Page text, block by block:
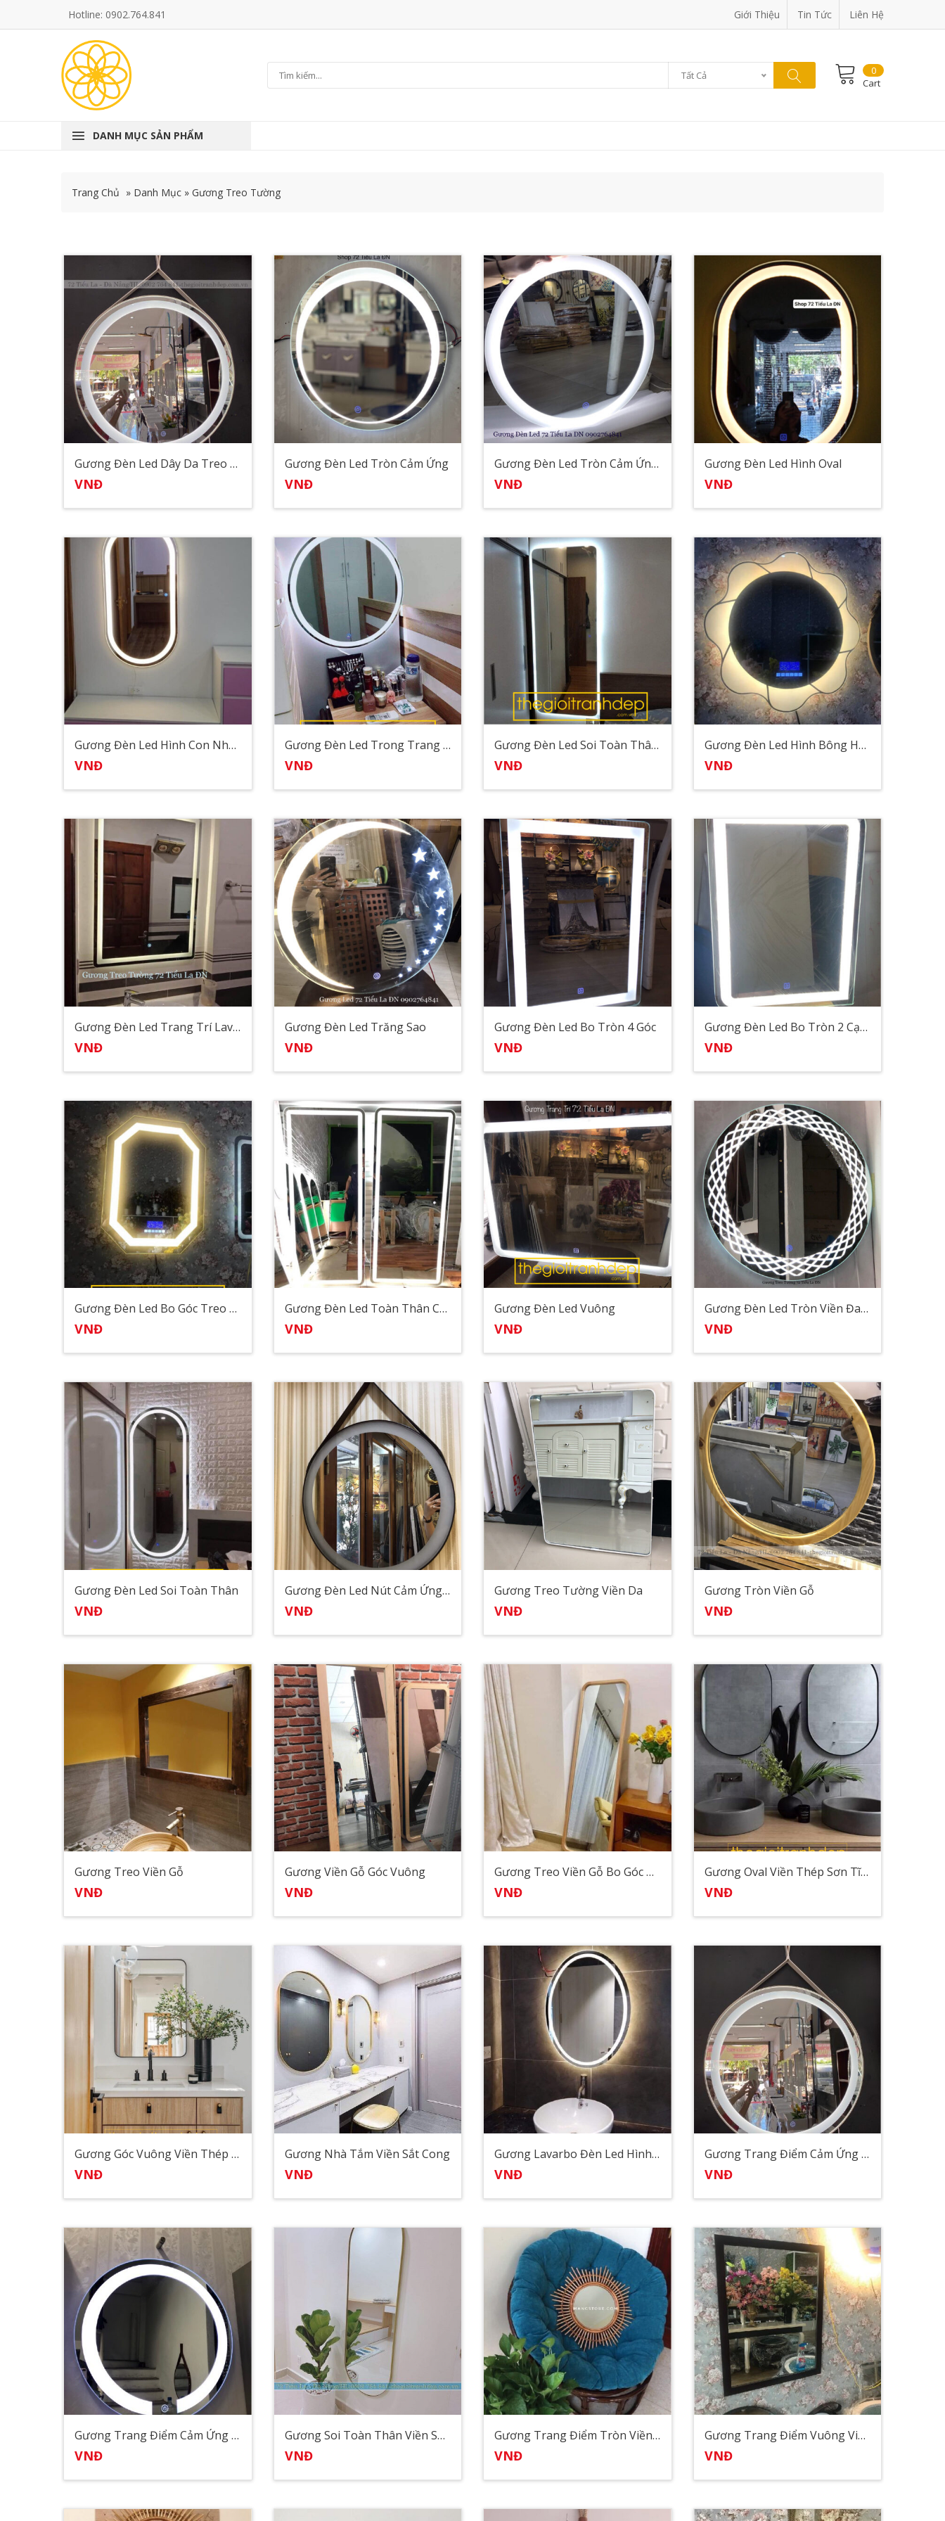
Hotline: 0902.764.841 Giới Thiệu Tin Tức Liên Hệ
Tất Cả
0
Cart
DANH MỤC SẢN PHẨM
Trang Chủ » Danh Mục » Gương Treo Tường
Gương Đèn Led Dây Da Treo Tường Cảm Ứng
VNĐ
Gương Đèn Led Tròn Cảm Ứng
VNĐ
Gương Đèn Led Tròn Cảm Ứng Có Nhạc
VNĐ
Gương Đèn Led Hình Oval
VNĐ
Gương Đèn Led Hình Con Nhộng
VNĐ
Gương Đèn Led Trong Trang Trí Bàn Trang Điểm
VNĐ
Gương Đèn Led Soi Toàn Thân Bo Góc
VNĐ
Gương Đèn Led Hình Bông Hoa
VNĐ
Gương Đèn Led Trang Trí Lavarbo
VNĐ
Gương Đèn Led Trăng Sao
VNĐ
Gương Đèn Led Bo Tròn 4 Góc
VNĐ
Gương Đèn Led Bo Tròn 2 Cạnh
VNĐ
Gương Đèn Led Bo Góc Treo Tường
VNĐ
Gương Đèn Led Toàn Thân Cảm Ứng
VNĐ
Gương Đèn Led Vuông
VNĐ
Gương Đèn Led Tròn Viền Đan Lưới
VNĐ
Gương Đèn Led Soi Toàn Thân
VNĐ
Gương Đèn Led Nút Cảm Ứng Thông Minh Treo Tường Tại Đà Nẵng
VNĐ
Gương Treo Tường Viền Da
VNĐ
Gương Tròn Viền Gỗ
VNĐ
Gương Treo Viền Gỗ
VNĐ
Gương Viền Gỗ Góc Vuông
VNĐ
Gương Treo Viền Gỗ Bo Góc Tròn
VNĐ
Gương Oval Viền Thép Sơn Tĩnh Điện
VNĐ
Gương Góc Vuông Viền Thép Sơn Tĩnh Điện
VNĐ
Gương Nhà Tắm Viền Sắt Cong
VNĐ
Gương Lavarbo Đèn Led Hình Oval
VNĐ
Gương Trang Điểm Cảm Ứng Đèn Led Có Dây Da
VNĐ
Gương Trang Điểm Cảm Ứng Có Đèn Led
VNĐ
Gương Soi Toàn Thân Viền Sắt Cong
VNĐ
Gương Trang Điểm Tròn Viền Mây Tre 2
VNĐ
Gương Trang Điểm Vuông Viền Gỗ
VNĐ